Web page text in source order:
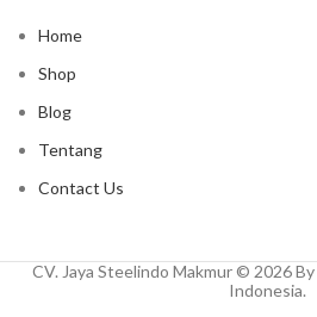
Home
Shop
Blog
Tentang
Contact Us
CV. Jaya Steelindo Makmur © 2026 By
Indonesia.